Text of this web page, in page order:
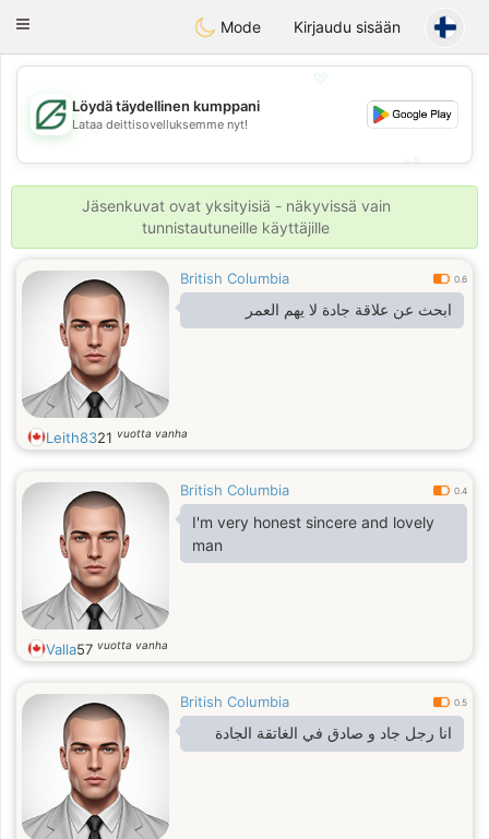
GulfDating
Toggle
Mode Kirjaudu sisään
💖
💕
Löydä täydellinen kumppani
Lataa deittisovelluksemme nyt!
Jäsenkuvat ovat yksityisiä - näkyvissä vain
tunnistautuneille käyttäjille
British Columbia 0.6
ابحث عن علاقة جادة لا يهم العمر
Leith8321 vuotta vanha
British Columbia 0.4
I'm very honest sincere and lovely
man
Valla57 vuotta vanha
British Columbia 0.5
انا رجل جاد و صادق في الغاتقة الجادة